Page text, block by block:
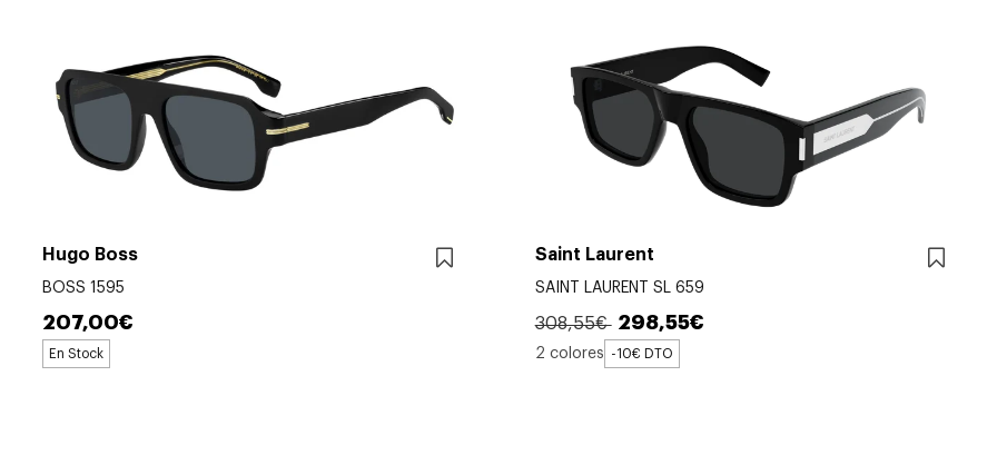
Hugo Boss
BOSS 1595
207,00€
En Stock
Saint Laurent
SAINT LAURENT SL 659
308,55€ 298,55€
2 colores -10€ DTO